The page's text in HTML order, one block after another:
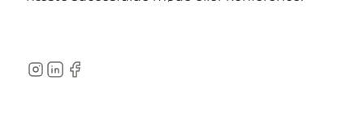
Instagram
LinkedInFacebook